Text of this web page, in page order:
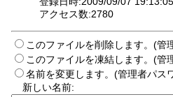
アクセス数:2780
このファイルを削除します。(管
このファイルを凍結します。(管
名前を変更します。(管理者パス
新しい名前: